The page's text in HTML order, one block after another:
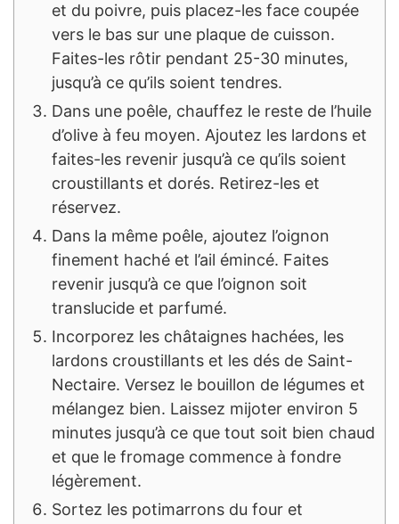
et du poivre, puis placez-les face coupée
vers le bas sur une plaque de cuisson.
Faites-les rôtir pendant 25-30 minutes,
jusqu’à ce qu’ils soient tendres.
Dans une poêle, chauffez le reste de l’huile
d’olive à feu moyen. Ajoutez les lardons et
faites-les revenir jusqu’à ce qu’ils soient
croustillants et dorés. Retirez-les et
réservez.
Dans la même poêle, ajoutez l’oignon
finement haché et l’ail émincé. Faites
revenir jusqu’à ce que l’oignon soit
translucide et parfumé.
Incorporez les châtaignes hachées, les
lardons croustillants et les dés de Saint-
Nectaire. Versez le bouillon de légumes et
mélangez bien. Laissez mijoter environ 5
minutes jusqu’à ce que tout soit bien chaud
et que le fromage commence à fondre
légèrement.
Sortez les potimarrons du four et